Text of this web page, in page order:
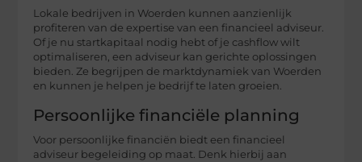
Lokale bedrijven in Woerden kunnen aanzienlijk
profiteren van de expertise van een financieel adviseur.
Of je nu startkapitaal nodig hebt of je cashflow wilt
optimaliseren, een adviseur kan gerichte oplossingen
bieden. Ze begrijpen de marktdynamiek van Woerden
en kunnen je helpen je bedrijf te laten groeien.
Persoonlijke financiële planning
Voor persoonlijke financiën biedt een financieel
adviseur begeleiding op maat. Denk hierbij aan